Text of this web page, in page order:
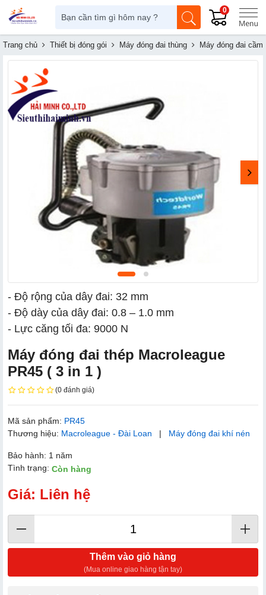
0
Trang chủ Thiết bị đóng gói Máy đóng đai thùng Máy đóng đai cầm
- Độ rộng của dây đai: 32 mm
- Độ dày của dây đai: 0.8 – 1.0 mm
- Lực căng tối đa: 9000 N
Máy đóng đai thép Macroleague
PR45 ( 3 in 1 )
(0 đánh giá)
Mã sản phẩm: PR45
Thương hiệu: Macroleague - Đài Loan | Máy đóng đai khí nén
Bảo hành: 1 năm
Tình trạng: Còn hàng
Giá: Liên hệ
Thêm vào giỏ hàng
(Mua online giao hàng tận tay)